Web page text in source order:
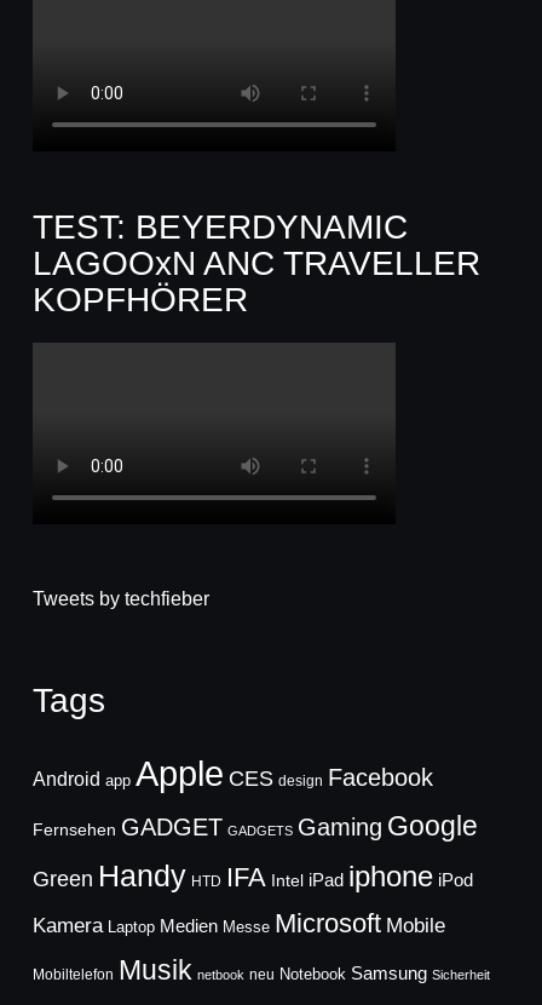
TEST: BEYERDYNAMIC
LAGOOxN ANC TRAVELLER
KOPFHÖRER
Tweets by techfieber
Tags
Android app Apple CES design Facebook
Fernsehen GADGET GADGETS Gaming Google
Green Handy HTD IFA Intel iPad iphone iPod
Kamera Laptop Medien Messe Microsoft Mobile
Mobiltelefon Musik netbook neu Notebook Samsung Sicherheit